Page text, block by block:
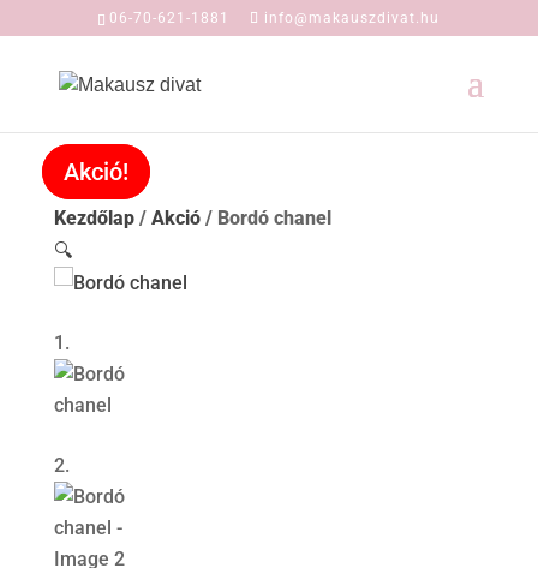
06-70-621-1881 info@makauszdivat.hu
Kezdőlap/ Akció/ Bordó chanel
🔍
Akció!
Akció!